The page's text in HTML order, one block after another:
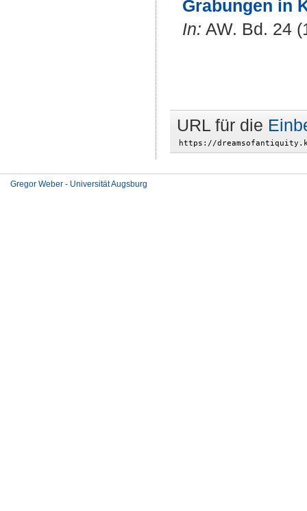
Grabungen in
In: AW. Bd. 24
URL für die
Gregor Weber - Universität Augsburg